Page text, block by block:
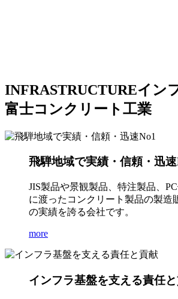
INFRASTRUCTUREイン
富士コンクリート工業
飛騨地域で実績・信頼・迅
JIS製品や景観製品、特注製品、
に渡ったコンクリート製品の製造
の実績を誇る会社です。
more
インフラ基盤を支える責任